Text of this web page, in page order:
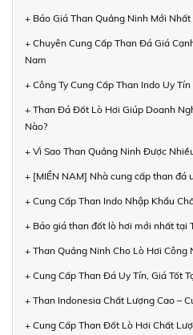
+ Báo Giá Than Quảng Ninh Mới
+ Chuyên Cung Cấp Than Đá Giá
Nam
+ Công Ty Cung Cấp Than Indo Uy
+ Than Đá Đốt Lò Hơi Giúp Doanh
Nào?
+ Vì Sao Than Quảng Ninh Được
+ [MIỀN NAM] Nhà cung cấp than đá
+ Cung Cấp Than Indo Nhập Khẩu
+ Báo giá than đốt lò hơi mới nhất tại
+ Than Quảng Ninh Cho Lò Hơi Công
+ Cung Cấp Than Đá Uy Tín, Giá Tốt
+ Than Indonesia Chất Lượng Cao –
+ Cung Cấp Than Đốt Lò Hơi Chất